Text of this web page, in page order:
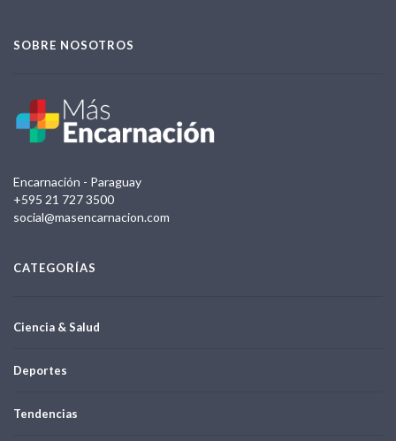
SOBRE NOSOTROS
Encarnación - Paraguay
+595 21 727 3500
social@masencarnacion.com
CATEGORÍAS
Ciencia & Salud
Deportes
Tendencias